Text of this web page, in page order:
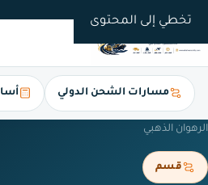
تخطي إلى المحتوى
مسارات الشحن الدولي
الرهوان الذهبي
قسم